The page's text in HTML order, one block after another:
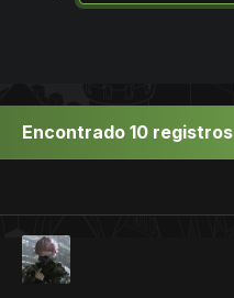
Encontrado 10 registros